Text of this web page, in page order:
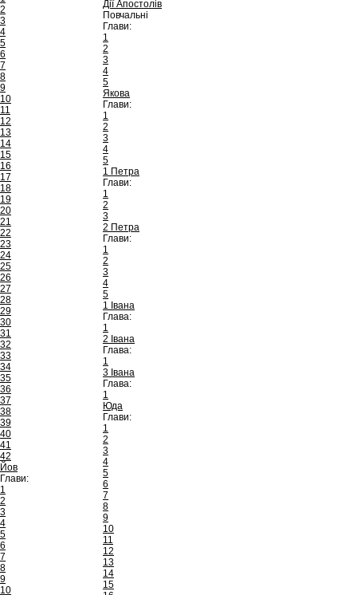
2
3
4
5
6
7
8
9
10
11
12
13
14
15
16
17
18
19
20
21
22
23
24
25
26
27
28
29
30
31
32
33
34
35
36
37
38
39
40
41
42
Йов
Глави:
1
2
3
4
5
6
7
8
9
10
Дії Апостолів
Повчальні
Глави:
1
2
3
4
5
Якова
Глави:
1
2
3
4
5
1 Петра
Глави:
1
2
3
2 Петра
Глави:
1
2
3
4
5
1 Івана
Глава:
1
2 Івана
Глава:
1
3 Івана
Глава:
1
Юда
Глави:
1
2
3
4
5
6
7
8
9
10
11
12
13
14
15